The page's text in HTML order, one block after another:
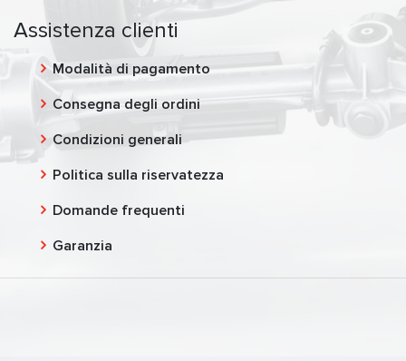
Assistenza clienti
Modalità di pagamento
Consegna degli ordini
Condizioni generali
Politica sulla riservatezza
Domande frequenti
Garanzia